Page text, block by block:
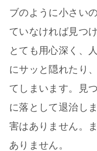
ブのように小さい
ていなければ見つ
とても用心深く、
にサッと隠れたり
てしまいます。見
に落として退治し
害はありません。
ありません。